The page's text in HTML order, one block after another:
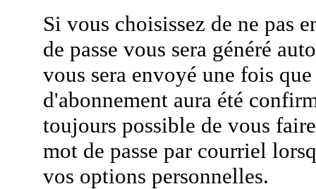
Si vous choisissez de ne pas
de passe vous sera généré
vous sera envoyé une fois
d'abonnement aura été
toujours possible de vous
mot de passe par courriel
vos options personnelles.